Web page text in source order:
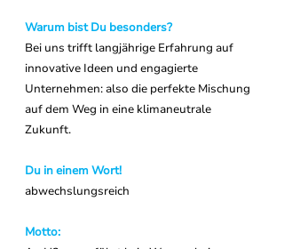
Warum bist Du besonders?
Bei uns trifft langjährige Erfahrung auf
innovative Ideen und engagierte
Unternehmen: also die perfekte Mischung
auf dem Weg in eine klimaneutrale
Zukunft.
Du in einem Wort!
abwechslungsreich
Motto: